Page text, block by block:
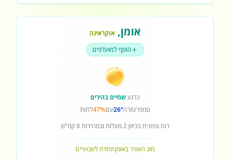
אומן, אוקראינה
הוסף למועדפים
כרגעשמיים בהירים
טמפרטורה26°עם47%לחות
רוחצפוניתבכיוון2מעלות ובמהירות8קמ"ש
מזג האוויר באומןתחזית לשבועיים